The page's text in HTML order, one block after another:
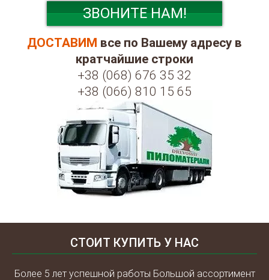
ЗВОНИТЕ НАМ!
ДОСТАВИМ все по Вашему адресу в
кратчайшие строки
+38 (068) 676 35 32
+38 (066) 810 15 65
СТОИТ КУПИТЬ У НАС
Более 5 лет успешной работы Большой ассортимент